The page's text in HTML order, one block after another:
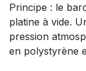
Principe : le
platine à vide.
pression
en polystyrène